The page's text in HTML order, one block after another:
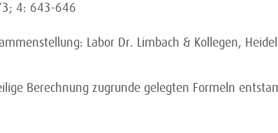
4: 643-646
Labor Dr. Limbach & Kollegen,
Berechnung zugrunde gelegten Formeln